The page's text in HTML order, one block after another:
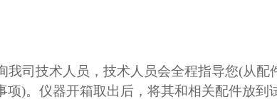
司技术人员，技术人员会全程指导您(从配
)。仪器开箱取出后，将其和相关配件放到